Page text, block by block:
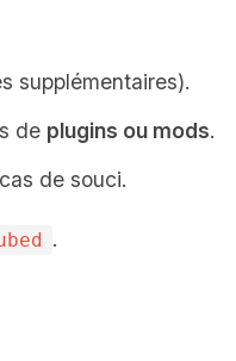
supplémentaires).
de plugins ou mods.
de souci.
.